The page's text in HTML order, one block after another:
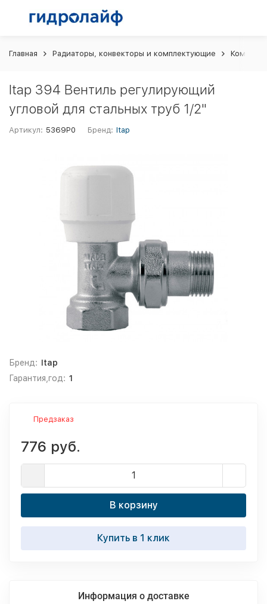
Главная Радиаторы, конвекторы и комплектующие
Itap 394 Вентиль регулирующий
угловой для стальных труб 1/2"
Артикул: 5369P0 Бренд: Itap
Бренд: Itap
Гарантия,год: 1
Предзаказ
776 руб.
В корзину
Купить в 1 клик
Информация о доставке